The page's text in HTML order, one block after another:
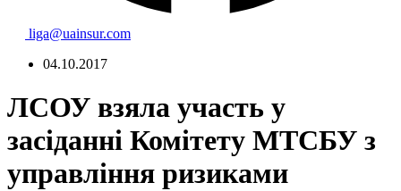
liga@uainsur.com
04.10.2017
ЛСОУ взяла участь у
засіданні Комітету МТСБУ з
управління ризиками